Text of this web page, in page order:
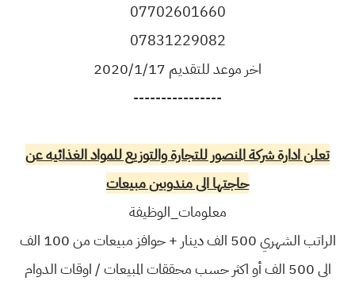
07702601660
07831229082
اخر موعد للتقديم 2020/1/17
----------------
تعلن ادارة شركة المنصور للتجارة والتوزيع للمواد الغذائيه عن
حاجتها الى مندوبين مبيعات
معلومات_الوظيفة
الراتب الشهري 500 الف دينار + حوافز مبيعات من 100 الف
الى 500 الف أو اكثر حسب محققات المبيعات / اوقات الدوام